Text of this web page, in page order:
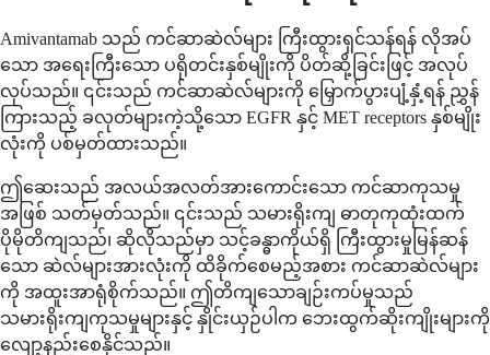
Amivantamab သည် ကင်ဆာဆဲလ်များ ကြီးထွားရှင်သန်ရန် လိုအပ်
သော အရေးကြီးသော ပရိုတင်းနှစ်မျိုးကို ပိတ်ဆို့ခြင်းဖြင့် အလုပ်
လုပ်သည်။ ၎င်းသည် ကင်ဆာဆဲလ်များကို မြှောက်ပွားပျံ့နှံ့ရန် ညွှန်
ကြားသည့် ခလုတ်များကဲ့သို့သော EGFR နှင့် MET receptors နှစ်မျိုး
လုံးကို ပစ်မှတ်ထားသည်။
ဤဆေးသည် အလယ်အလတ်အားကောင်းသော ကင်ဆာကုသမှု
အဖြစ် သတ်မှတ်သည်။ ၎င်းသည် သမားရိုးကျ ဓာတုကုထုံးထက်
ပိုမိုတိကျသည်၊ ဆိုလိုသည်မှာ သင့်ခန္ဓာကိုယ်ရှိ ကြီးထွားမှုမြန်ဆန်
သော ဆဲလ်များအားလုံးကို ထိခိုက်စေမည့်အစား ကင်ဆာဆဲလ်များ
ကို အထူးအာရုံစိုက်သည်။ ဤတိကျသောချဉ်းကပ်မှုသည်
သမားရိုးကျကုသမှုများနှင့် နှိုင်းယှဉ်ပါက ဘေးထွက်ဆိုးကျိုးများကို
လျော့နည်းစေနိုင်သည်။